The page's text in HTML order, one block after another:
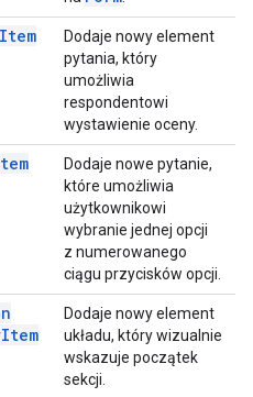
Item
Dodaje nowy element
pytania, który
umożliwia
respondentowi
wystawienie oceny.
Dodaje nowe pytanie,
które umożliwia
użytkownikowi
wybranie jednej opcji
z numerowanego
ciągu przycisków opcji.
Item
Dodaje nowy element
układu, który wizualnie
wskazuje początek
sekcji.